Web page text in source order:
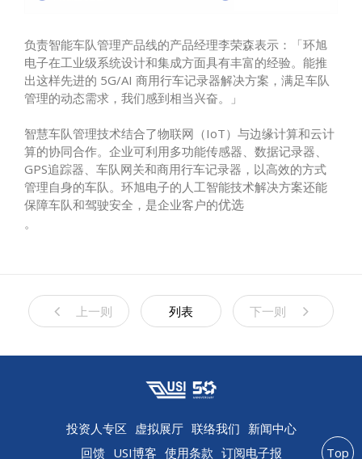
负责智能车队管理产品线的产品经理李荣森表示：「环旭
电子在工业级系统设计和集成方面具有丰富的经验。能推
出这样先进的 5G/AI 商用行车记录器解决方案，满足车队
管理的动态需求，我们感到相当兴奋。」
智慧车队管理技术结合了物联网（IoT）与边缘计算和云计
算的协同合作。企业可利用多功能传感器、数据记录器、
GPS追踪器、车队网关和商用行车记录器，以高效的方式
管理自身的车队。环旭电子的人工智能技术解决方案还能
保障车队和驾驶安全，是企业客户的优选
。
上一则 列表 下一则
投资人专区 虚拟展厅 联络我们 新闻中心
回馈 USI博客 使用条款 订阅电子报 Top